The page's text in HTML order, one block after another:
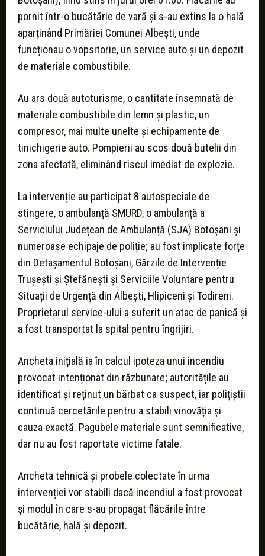
pornit într-o bucătărie de vară și s-au extins la o hală
aparținând Primăriei Comunei Albești, unde
funcționau o vopsitorie, un service auto și un depozit
de materiale combustibile.
Au ars două autoturisme, o cantitate însemnată de
materiale combustibile din lemn și plastic, un
compresor, mai multe unelte și echipamente de
tinichigerie auto. Pompierii au scos două butelii din
zona afectată, eliminând riscul imediat de explozie.
La intervenție au participat 8 autospeciale de
stingere, o ambulanță SMURD, o ambulanță a
Serviciului Județean de Ambulanță (SJA) Botoșani și
numeroase echipaje de poliție; au fost implicate forțe
din Detașamentul Botoșani, Gărzile de Intervenție
Trușești și Ștefănești și Serviciile Voluntare pentru
Situații de Urgență din Albești, Hlipiceni și Todireni.
Proprietarul service-ului a suferit un atac de panică și
a fost transportat la spital pentru îngrijiri.
Ancheta inițială ia în calcul ipoteza unui incendiu
provocat intenționat din răzbunare; autoritățile au
identificat și reținut un bărbat ca suspect, iar polițiștii
continuă cercetările pentru a stabili vinovăția și
cauza exactă. Pagubele materiale sunt semnificative,
dar nu au fost raportate victime fatale.
Ancheta tehnică și probele colectate în urma
intervenției vor stabili dacă incendiul a fost provocat
și modul în care s-au propagat flăcările între
bucătărie, hală și depozit.